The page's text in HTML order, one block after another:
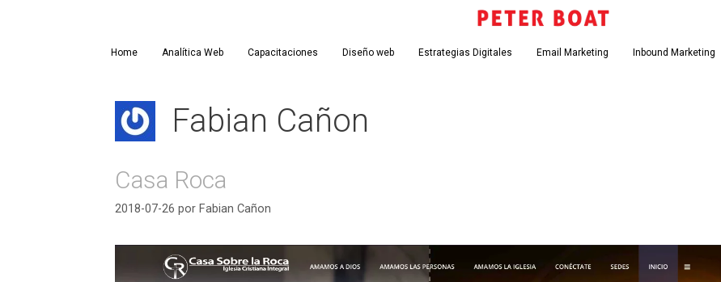
Home Analítica Web Capacitaciones Diseño web Estrategias Digitales Email Marketing Inbound Marketing
Fabian Cañon
Casa Roca
2018-07-26 por Fabian Cañon